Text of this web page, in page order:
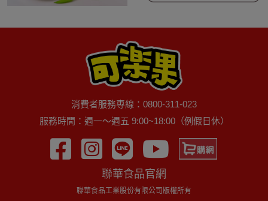
消費者服務專線：0800-311-023
服務時間：週一～週五 9:00~18:00（例假日休）
聯華食品官網
聯華食品工業股份有限公司版權所有